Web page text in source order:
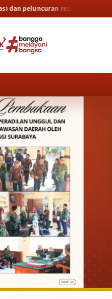
resmi persidangan elektronik